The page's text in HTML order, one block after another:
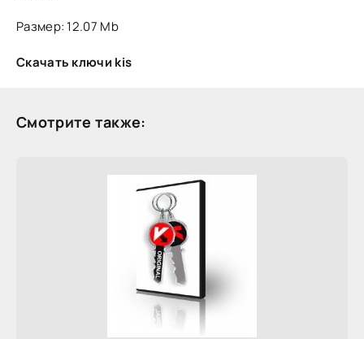
Размер: 12.07 Mb
Скачать ключи kis
Смотрите также: